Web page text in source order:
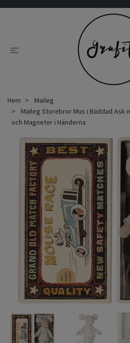
Hem
Maileg
Maileg Storebror Mus i Bäddad Ask
och Magneter i Händerna